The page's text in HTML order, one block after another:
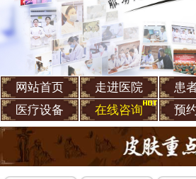
网站首页 走进医院 患
医疗设备
在线咨询 预